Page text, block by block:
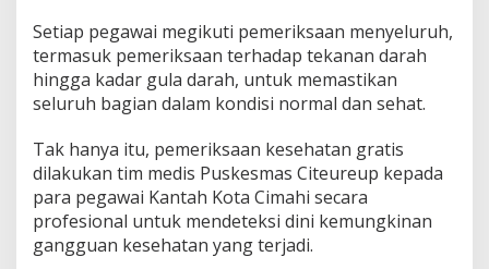
k
u
i
C
K
e
s
e
h
a
Setiap pegawai megikuti pemeriksaan menyeluruh,
termasuk pemeriksaan terhadap tekanan darah
hingga kadar gula darah, untuk memastikan
seluruh bagian dalam kondisi normal dan sehat.
Tak hanya itu, pemeriksaan kesehatan gratis
dilakukan tim medis Puskesmas Citeureup kepada
para pegawai Kantah Kota Cimahi secara
profesional untuk mendeteksi dini kemungkinan
gangguan kesehatan yang terjadi.